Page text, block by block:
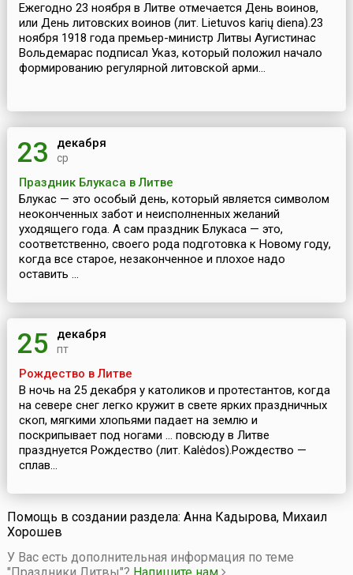
Ежегодно 23 ноября в Литве отмечается День воинов,
или День литовских воинов (лит. Lietuvos karių diena).23
ноября 1918 года премьер-министр Литвы Аугистинас
Вольдемарас подписал Указ, который положил начало
формированию регулярной литовской арми...
23 декабря
ср
Праздник Блукаса в Литве
Блукас — это особый день, который является символом
неоконченных забот и неисполненных желаний
уходящего года. А сам праздник Блукаса — это,
соответственно, своего рода подготовка к Новому году,
когда все старое, незаконченное и плохое надо
оставить ...
25 декабря
пт
Рождество в Литве
В ночь на 25 декабря у католиков и протестантов, когда
на севере снег легко кружит в свете ярких праздничных
скоп, мягкими хлопьями падает на землю и
поскрипывает под ногами … повсюду в Литве
празднуется Рождество (лит. Kalėdos).Рождество —
сплав...
Помощь в создании раздела: Анна Кадырова, Михаил
Хорошев
У Вас есть дополнительная информация по теме